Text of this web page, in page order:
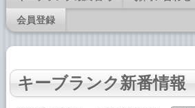
会員登録
キーブランク新番情報